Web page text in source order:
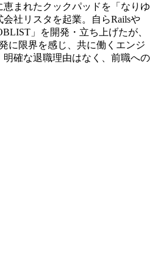
まれたクックパッドを「なりゆ
社リスタを起業。自らRailsや
」を開発・立ち上げたが、
に限界を感じ、共に働くエンジ
確な退職理由はなく、前職への